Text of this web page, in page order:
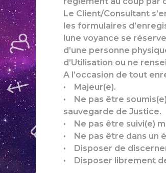
Le Client/Consultant
les formulaires
lune voyance se
d’une personne
d’Utilisation ou ne
A l’occasion de tout
• Majeur(e).
• Ne pas être
sauvegarde de Justice.
• Ne pas être suivi(e)
• Ne pas être dans un
• Disposer de
• Disposer librement